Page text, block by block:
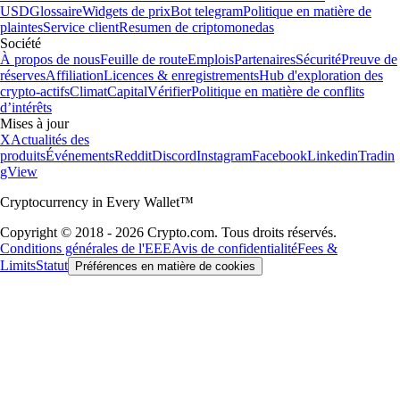
USDGlossaireWidgets de prixBot telegramPolitique en matière de
plaintesService clientResumen de criptomonedas
Société
À propos de nousFeuille de routeEmploisPartenairesSécuritéPreuve de
réservesAffiliationLicences & enregistrementsHub d'exploration des
crypto-actifsClimatCapitalVérifierPolitique en matière de conflits
d’intérêts
Mises à jour
XActualités des
produitsÉvénementsRedditDiscordInstagramFacebookLinkedinTradin
gView
Cryptocurrency in Every Wallet™
Copyright © 2018 - 2026 Crypto.com. Tous droits réservés.
Conditions générales de l'EEEAvis de confidentialitéFees &
LimitsStatut Préférences en matière de cookies